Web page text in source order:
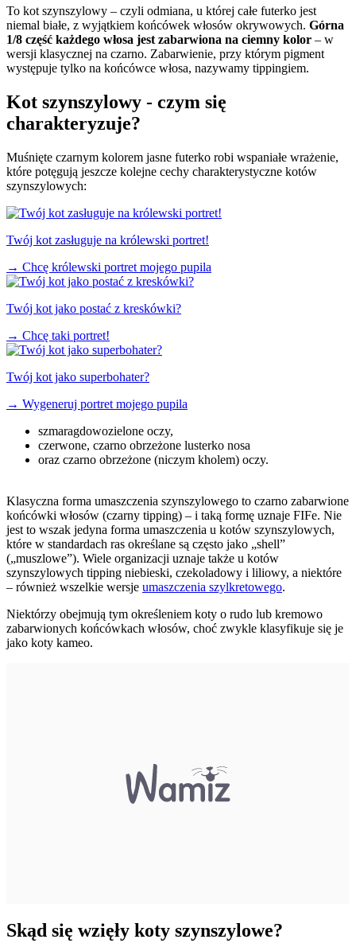
To kot szynszylowy – czyli odmiana, u której całe futerko jest
niemal białe, z wyjątkiem końcówek włosów okrywowych. Górna
1/8 część każdego włosa jest zabarwiona na ciemny kolor – w
wersji klasycznej na czarno. Zabarwienie, przy którym pigment
występuje tylko na końcówce włosa, nazywamy tippingiem.
Kot szynszylowy - czym się
charakteryzuje?
Muśnięte czarnym kolorem jasne futerko robi wspaniałe wrażenie,
które potęgują jeszcze kolejne cechy charakterystyczne kotów
szynszylowych:
Twój kot zasługuje na królewski portret!
→ Chcę królewski portret mojego pupila
Twój kot jako postać z kreskówki?
→ Chcę taki portret!
Twój kot jako superbohater?
→ Wygeneruj portret mojego pupila
szmaragdowozielone oczy,
czerwone, czarno obrzeżone lusterko nosa
oraz czarno obrzeżone (niczym kholem) oczy.
Klasyczna forma umaszczenia szynszylowego to czarno zabarwione
końcówki włosów (czarny tipping) – i taką formę uznaje FIFe. Nie
jest to wszak jedyna forma umaszczenia u kotów szynszylowych,
które w standardach ras określane są często jako „shell”
(„muszlowe”). Wiele organizacji uznaje także u kotów
szynszylowych tipping niebieski, czekoladowy i liliowy, a niektóre
– również wszelkie wersje umaszczenia szylkretowego.
Niektórzy obejmują tym określeniem koty o rudo lub kremowo
zabarwionych końcówkach włosów, choć zwykle klasyfikuje się je
jako koty kameo.
Skąd się wzięły koty szynszylowe?